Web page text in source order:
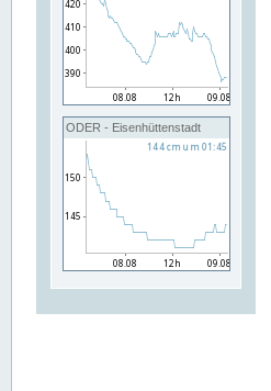
ODER - Eisenhüttenstadt